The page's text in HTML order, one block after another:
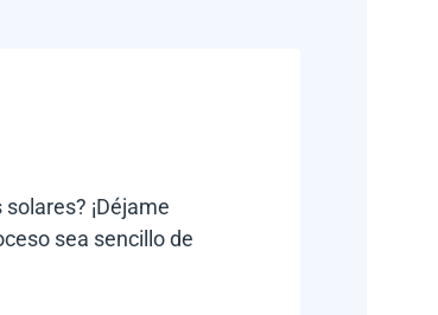
¡Déjame
sea sencillo de